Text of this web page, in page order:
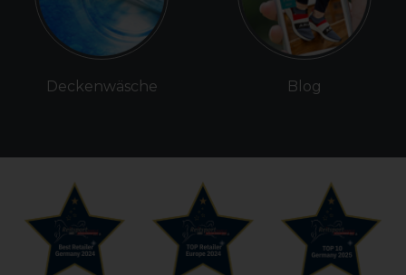
Deckenwäsche Blog